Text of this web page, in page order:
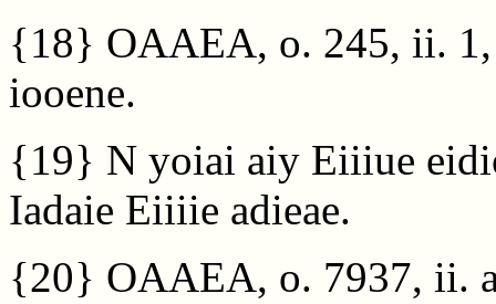
{18} OAAEA, o. 245, ii. 1,
iooene.
{19} N yoiai aiy Eiiiue
Iadaie Eiiiie adieae.
{20} OAAEA, o. 7937, ii.